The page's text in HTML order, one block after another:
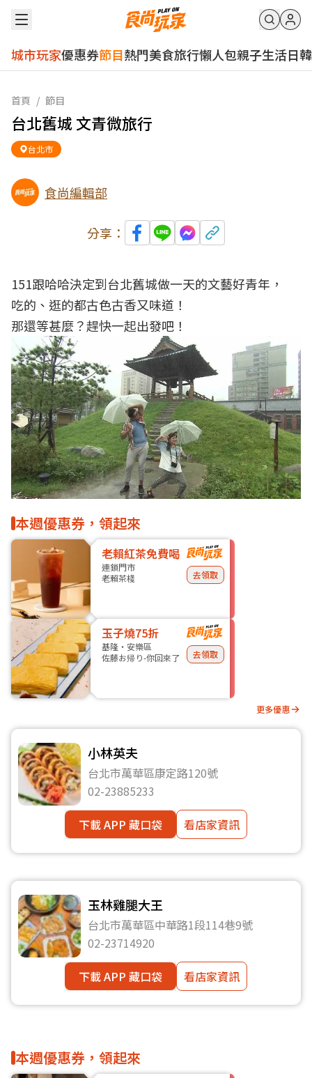
城市玩家優惠券節目熱門美食旅行懶人包親子生活日韓
首頁 / 節目
台北舊城 文青微旅行
台北市
食尚編輯部
分享：
151跟哈哈決定到台北舊城做一天的文藝好青年，
吃的、逛的都古色古香又味道！
那還等甚麼？趕快一起出發吧！
本週優惠券，領起來
老賴紅茶免費喝
連鎖門市
老賴茶棧
去領取
玉子燒75折
基隆・安樂區
佐藤お帰り-你回來了
去領取
更多優惠
小林英夫
台北市萬華區康定路120號
02-23885233
下載 APP 藏口袋
看店家資訊
玉林雞腿大王
台北市萬華區中華路1段114巷9號
02-23714920
下載 APP 藏口袋
看店家資訊
本週優惠券，領起來